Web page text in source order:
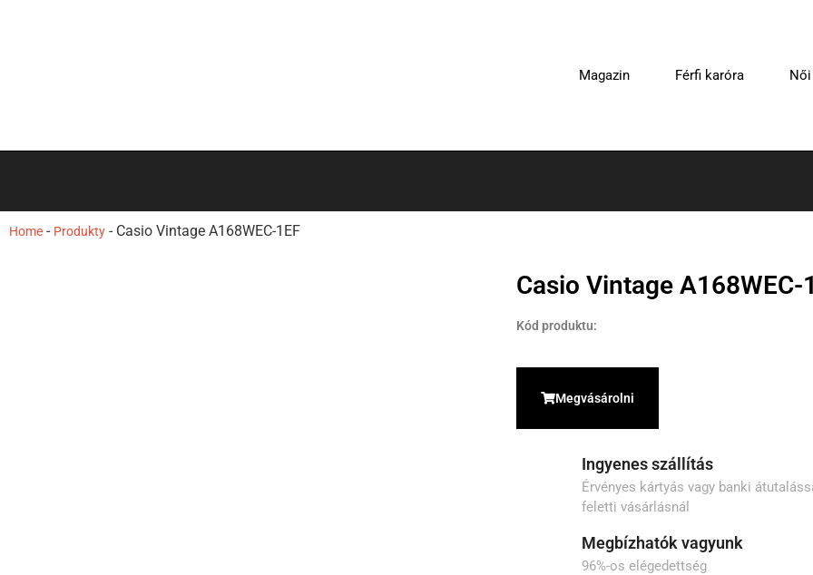
Magazin Férfi karóra
Home - Produkty - Casio Vintage A168WEC-1EF
Casio Vintage A168WEC-
Kód produktu:
Megvásárolni
Ingyenes szállítás
Érvényes kártyás vagy banki
feletti vásárlásnál
Megbízhatók vagyunk
96%-os elégedettség